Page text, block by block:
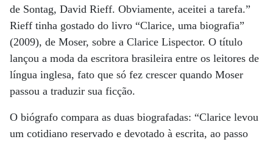
de Sontag, David Rieff. Obviamente, aceitei a tarefa.”
Rieff tinha gostado do livro “Clarice, uma biografia”
(2009), de Moser, sobre a Clarice Lispector. O título
lançou a moda da escritora brasileira entre os leitores de
língua inglesa, fato que só fez crescer quando Moser
passou a traduzir sua ficção.
O biógrafo compara as duas biografadas: “Clarice levou
um cotidiano reservado e devotado à escrita, ao passo